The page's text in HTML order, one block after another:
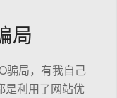
局
骗局，有我自己
是利用了网站优